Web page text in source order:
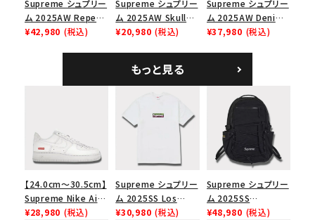
Supreme シュプリー
ム 2025AW Repeat
Leather Belt リピー
¥42,980 (税込)
Supreme シュプリー
ム 2025AW Skull
Tee スカル Tシャ
¥20,980 (税込)
Supreme シュプリー
ム 2025AW Denim
Shoulder Bag デニ
¥37,980 (税込)
もっと見る
【24.0cm～30.5cm】
Supreme Nike Air
Force 1 Low シュプ
¥28,980 (税込)
Supreme シュプリー
ム 2025SS Los
Angeles Fire Relief
¥30,980 (税込)
Supreme シュプリー
ム 2025SS
Backpack バックパッ
¥48,980 (税込)